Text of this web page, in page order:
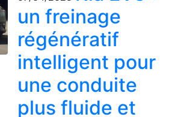
un freinage
régénératif
intelligent pour
une conduite
plus fluide et